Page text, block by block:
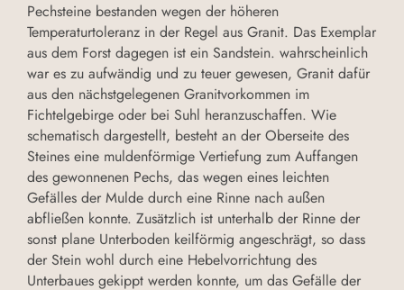
Pechsteine bestanden wegen der höheren
Temperaturtoleranz in der Regel aus Granit. Das Exemplar
aus dem Forst dagegen ist ein Sandstein. wahrscheinlich
war es zu aufwändig und zu teuer gewesen, Granit dafür
aus den nächstgelegenen Granitvorkommen im
Fichtelgebirge oder bei Suhl heranzuschaffen. Wie
schematisch dargestellt, besteht an der Oberseite des
Steines eine muldenförmige Vertiefung zum Auffangen
des gewonnenen Pechs, das wegen eines leichten
Gefälles der Mulde durch eine Rinne nach außen
abfließen konnte. Zusätzlich ist unterhalb der Rinne der
sonst plane Unterboden keilförmig angeschrägt, so dass
der Stein wohl durch eine Hebelvorrichtung des
Unterbaues gekippt werden konnte, um das Gefälle der